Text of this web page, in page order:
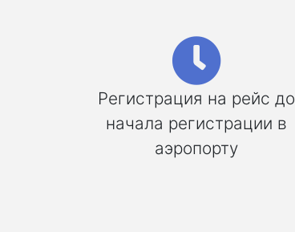
Регистрация на рейс до
начала регистрации в
аэропорту